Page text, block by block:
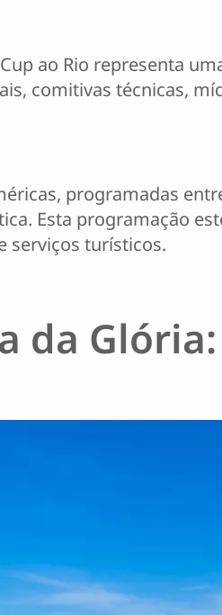
Cup ao Rio representa
comitivas técnicas,
programadas
Esta programação
serviços turísticos.
da